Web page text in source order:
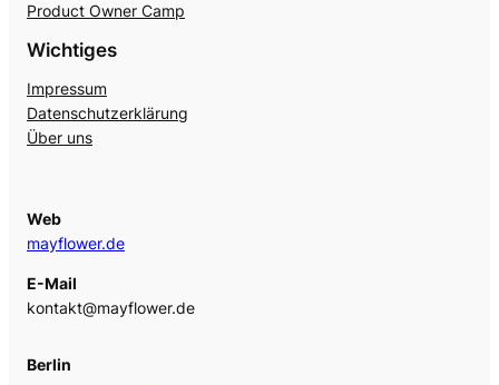
Product Owner Camp
Wichtiges
Impressum
Datenschutzerklärung
Über uns
Web
mayflower.de
E-Mail
kontakt@mayflower.de
Berlin